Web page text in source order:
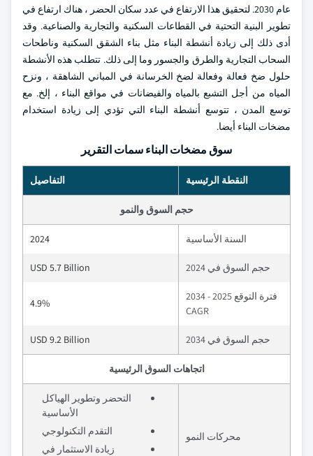
عام 2030. لتحقيق هذا الارتفاع في عدد سكان الحضر ، هناك ارتفاع في
تطوير البنية التحتية في القطاعات السكنية والتجارية والصناعية. وقد
أدى ذلك إلى زيادة أنشطة البناء مثل بناء الشقق السكنية وناطحات
السحاب التجارية والطرق والجسور وما إلى ذلك. تتطلب هذه الأنشطة
حلول ضخ فعالة وفعالة لضخ الخرسانة في المباني الشاهقة ، ونزح
المياه من أجل التشبع بالمياه والفيضانات في مواقع البناء ، إلخ. مع
توسع المدن ، تتوسع أنشطة البناء التي تؤدي إلى زيادة استخدام
مضخات البناء أيضا.
سوق مضخات البناء سمات التقرير
النقطة الرئيسية التفاصيل
حجم السوق والنمو
السنة الأساسية 2024
حجم السوق في 2024 USD 5.7 Billion
فترة التوقع 2025 - 2034
CAGR
4.9%
حجم السوق في 2034 USD 9.2 Billion
اتجاهات السوق الرئيسية
محركات النمو
التحضر وتطوير الهياكل
الأساسية
التقدم التكنولوجي
زيادة الاستثمار في